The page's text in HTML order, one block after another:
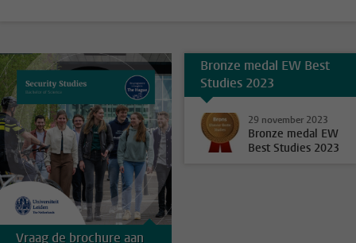
Vraag de brochure aan
Bronze medal EW Best
Studies 2023
29 november 2023
Bronze medal EW
Best Studies 2023